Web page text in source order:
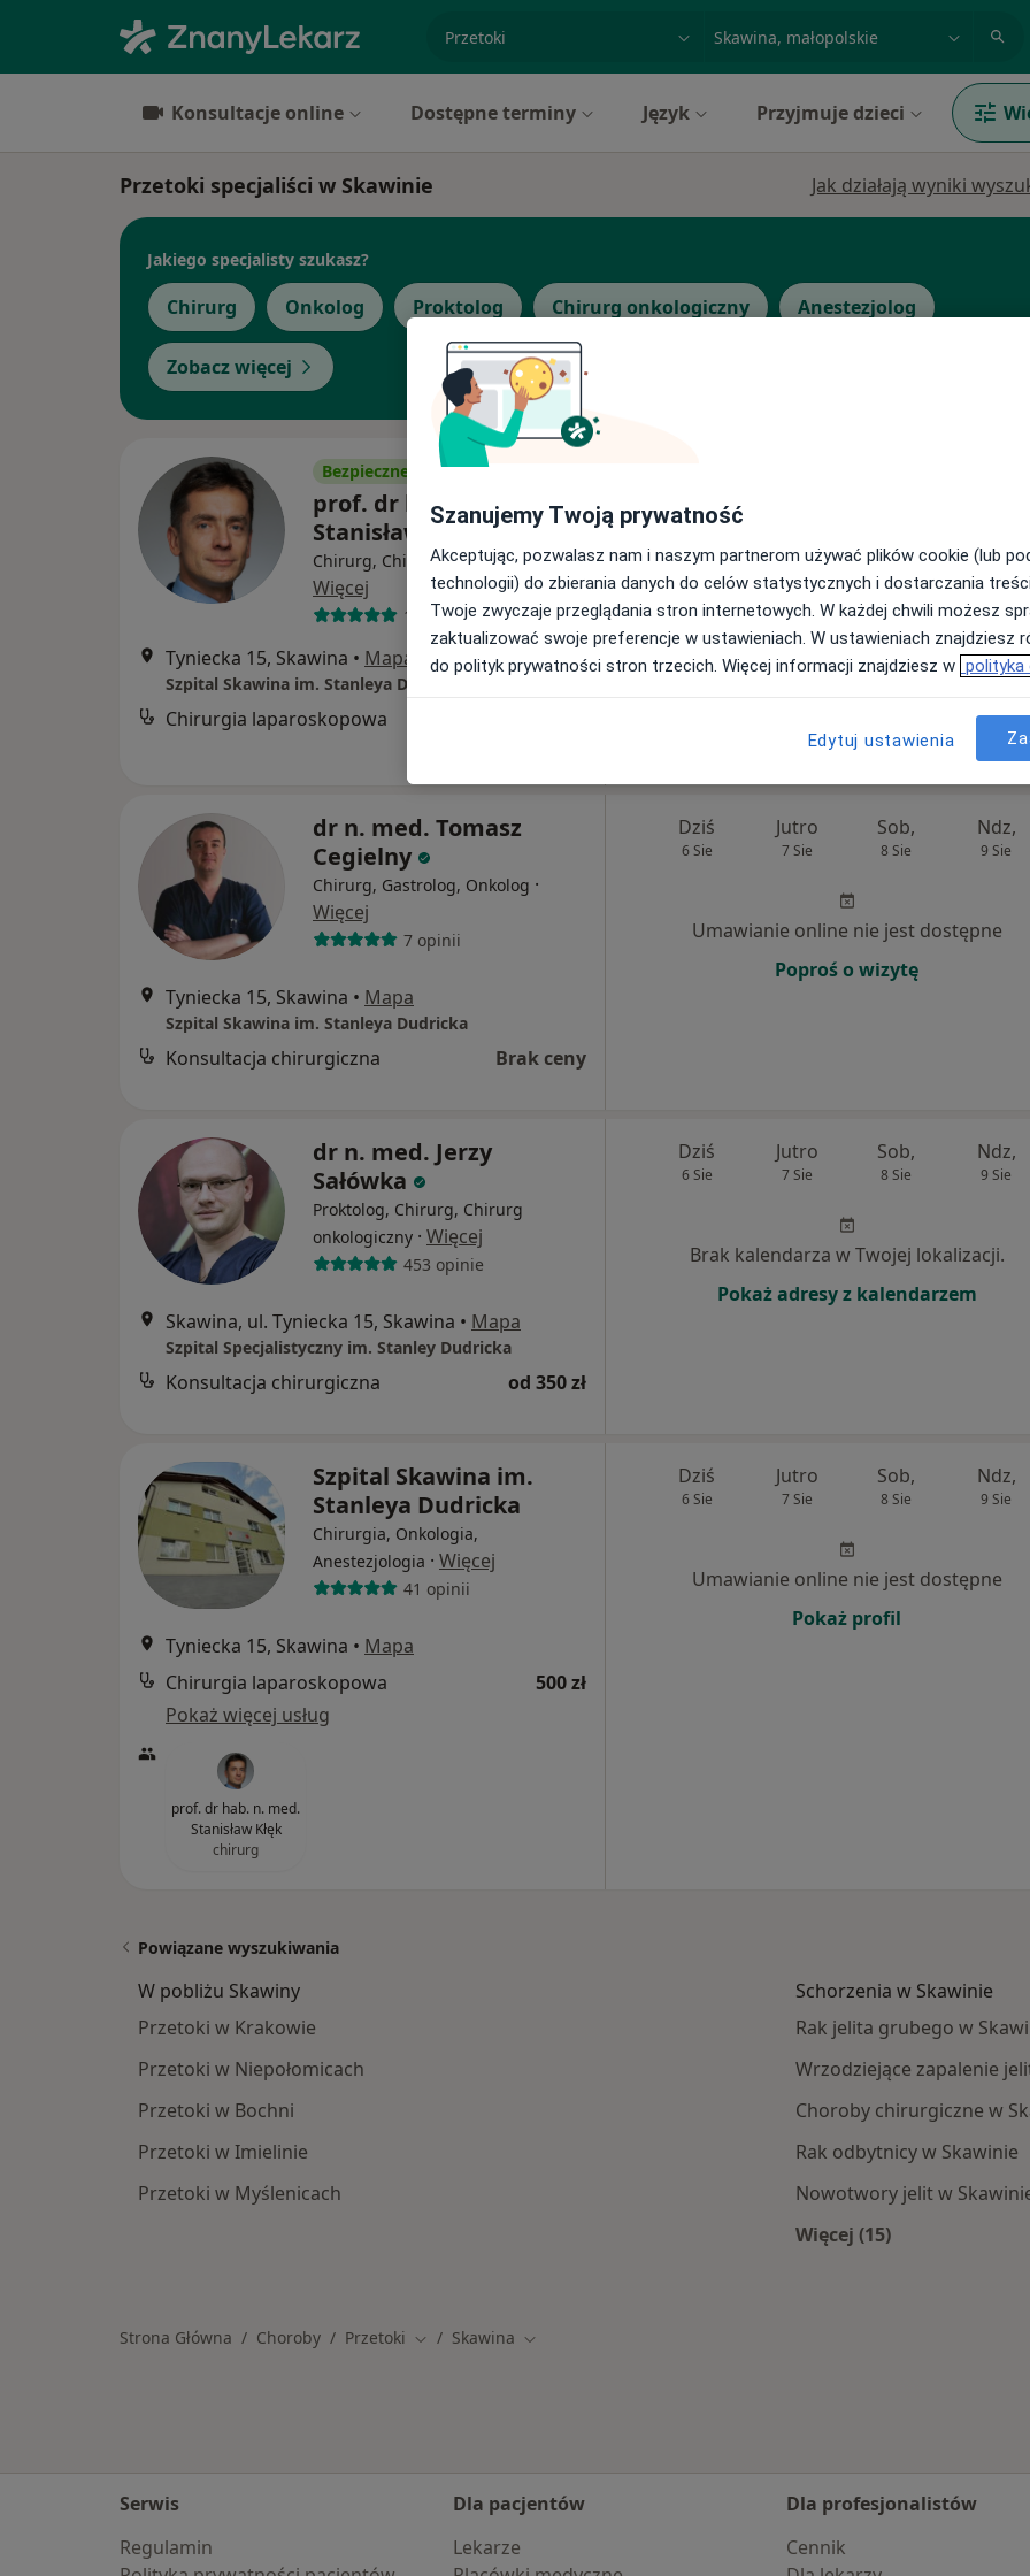
Konsultacje online Dostępne terminy Język Przyjmuje dzieci
Przetoki specjaliści w Skawinie Jak działają wyniki
Jakiego specjalisty szukasz?
Chirurg Onkolog Proktolog Chirurg onkologiczny Anestezjolog
Zobacz więcej
Bezpieczne płatności
prof. dr hab. n. med.
Stanisław Kłęk
Chirurg, Chirurg onkologiczny·
Więcej
15 opinii
Tyniecka 15, Skawina • Mapa
Szpital Skawina im. Stanleya Dudricka
Chirurgia laparoskopowa
Umawianie online nie jest dostępne
Poproś o wizytę
dr n. med. Tomasz
Cegielny
Chirurg, Gastrolog, Onkolog ·
Więcej
7 opinii
Tyniecka 15, Skawina • Mapa
Szpital Skawina im. Stanleya Dudricka
Konsultacja chirurgiczna Brak ceny
Dziś
6 Sie
Jutro
7 Sie
Sob,
8 Sie
Ndz,
9 Sie
Umawianie online nie jest dostępne
Poproś o wizytę
dr n. med. Jerzy
Sałówka
Proktolog, Chirurg, Chirurg
onkologiczny · Więcej
453 opinie
Skawina, ul. Tyniecka 15, Skawina • Mapa
Szpital Specjalistyczny im. Stanley Dudricka
Konsultacja chirurgiczna od 350 zł
Dziś
6 Sie
Jutro
7 Sie
Sob,
8 Sie
Ndz,
9 Sie
Brak kalendarza w Twojej lokalizacji.
Pokaż adresy z kalendarzem
Szpital Skawina im.
Stanleya Dudricka
Chirurgia, Onkologia,
Anestezjologia · Więcej
41 opinii
Tyniecka 15, Skawina • Mapa
Chirurgia laparoskopowa
500 zł
Pokaż więcej usług
prof. dr hab. n. med.
Stanisław Kłęk
chirurg
Dziś
6 Sie
Jutro
7 Sie
Sob,
8 Sie
Ndz,
9 Sie
Umawianie online nie jest dostępne
Pokaż profil
Powiązane wyszukiwania
W pobliżu Skawiny
Przetoki w Krakowie
Przetoki w Niepołomicach
Przetoki w Bochni
Przetoki w Imielinie
Przetoki w Myślenicach
Schorzenia w Skawinie
Rak jelita grubego w
Wrzodziejące zapalenie
Choroby chirurgiczne w
Rak odbytnicy w Skawinie
Nowotwory jelit w
Więcej (15)
Strona Główna Choroby Przetoki Zmień miasto
Skawina Zmień miasto
Serwis
Regulamin
Dla pacjentów
Lekarze
Dla profesjonalistów
Cennik
Szanujemy Twoją prywatność
Akceptując, pozwalasz nam i naszym partnerom używać plików cookie (lub
technologii) do zbierania danych do celów statystycznych i dostarczania
Twoje zwyczaje przeglądania stron internetowych. W każdej chwili możesz
zaktualizować swoje preferencje w ustawieniach. W ustawieniach znajdziesz
do polityk prywatności stron trzecich. Więcej informacji znajdziesz w polityka
Edytuj ustawienia